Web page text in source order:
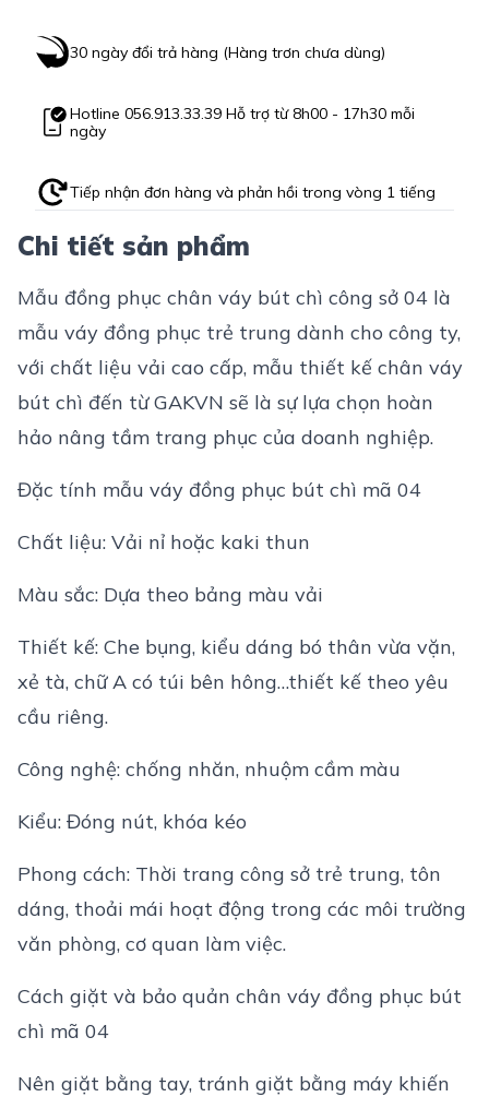
30 ngày đổi trả hàng (Hàng trơn chưa dùng)
Hotline 056.913.33.39 Hỗ trợ từ 8h00 - 17h30 mỗi
ngày
Tiếp nhận đơn hàng và phản hồi trong vòng 1 tiếng
Chi tiết sản phẩm
Mẫu đồng phục chân váy bút chì công sở 04 là
mẫu váy đồng phục trẻ trung dành cho công ty,
với chất liệu vải cao cấp, mẫu thiết kế chân váy
bút chì đến từ GAKVN sẽ là sự lựa chọn hoàn
hảo nâng tầm trang phục của doanh nghiệp.
Đặc tính mẫu váy đồng phục bút chì mã 04
Chất liệu: Vải nỉ hoặc kaki thun
Màu sắc: Dựa theo bảng màu vải
Thiết kế: Che bụng, kiểu dáng bó thân vừa vặn,
xẻ tà, chữ A có túi bên hông…thiết kế theo yêu
cầu riêng.
Công nghệ: chống nhăn, nhuộm cầm màu
Kiểu: Đóng nút, khóa kéo
Phong cách: Thời trang công sở trẻ trung, tôn
dáng, thoải mái hoạt động trong các môi trường
văn phòng, cơ quan làm việc.
Cách giặt và bảo quản chân váy đồng phục bút
chì mã 04
Nên giặt bằng tay, tránh giặt bằng máy khiến